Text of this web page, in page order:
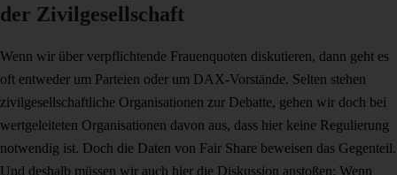
der Zivilgesellschaft
Wenn wir über verpflichtende Frauenquoten diskutieren, dann geht es
oft entweder um Parteien oder um DAX-Vorstände. Selten stehen
zivilgesellschaftliche Organisationen zur Debatte, gehen wir doch bei
wertgeleiteten Organisationen davon aus, dass hier keine Regulierung
notwendig ist. Doch die Daten von Fair Share beweisen das Gegenteil.
Und deshalb müssen wir auch hier die Diskussion anstoßen: Wenn